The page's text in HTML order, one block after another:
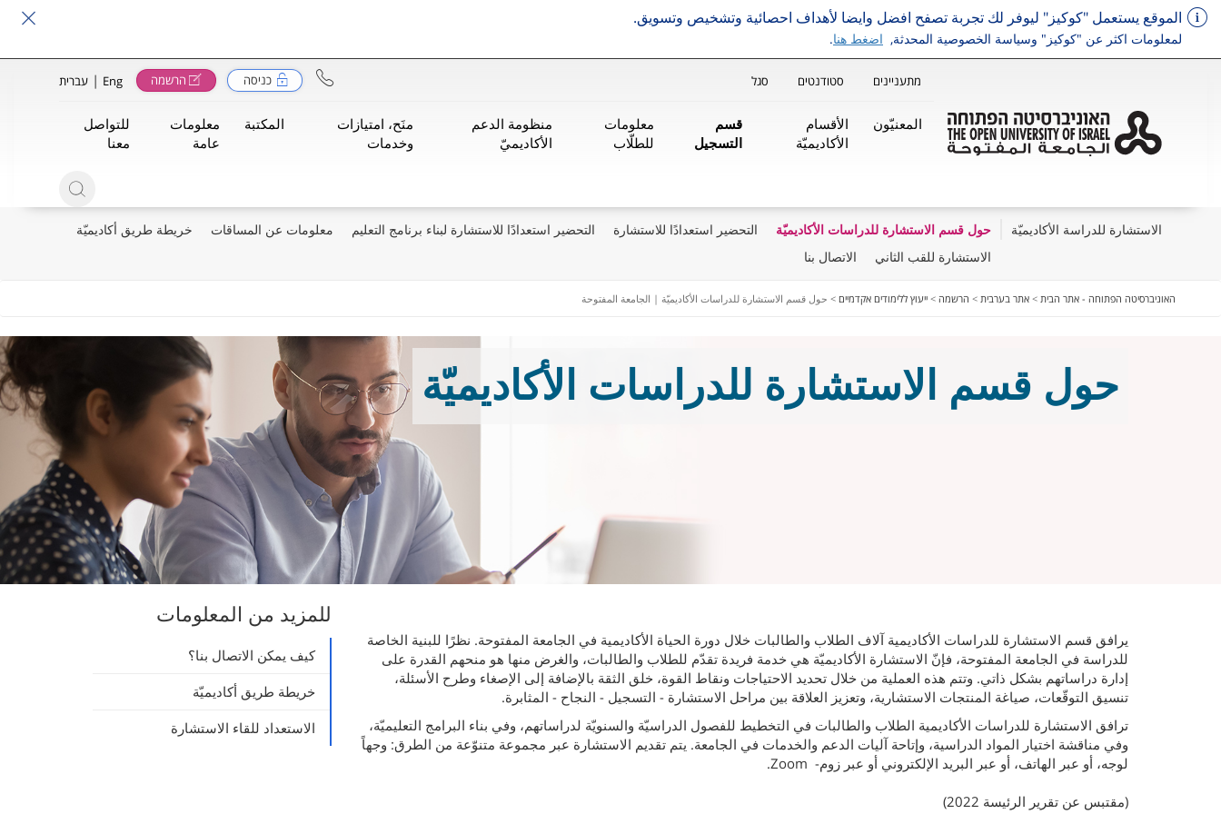
الموقع يستعمل "كوكيز" ليوفر لك تجربة تصفح افضل وايضا لأهداف احصائية وتشخيص وتسويق.
لمعلومات اكثر عن "كوكيز" وسياسة الخصوصية المحدثة, اضغط هنا.
מתעניינים סטודנטים סגל כניסה הרשמה Eng
| עברית
المعنيّون
الأقسام
الأكاديميّة
قسم
التسجيل
معلومات
للطلّاب
منظومة الدعم
الأكاديميّ
منَح، امتيازات
وخدمات
المكتبة
معلومات
عامة
للتواصل
معنا
الاستشارة للدراسة الأكاديميّة حول قسم الاستشارة للدراسات الأكاديميّة التحضير استعدادًا للاستشارة التحضير استعدادًا للاستشارة لبناء برنامج التعليم معلومات عن المساقات
خريطة طريق أكاديميّة
الاستشارة للقب الثاني
الاتصال بنا
האוניברסיטה הפתוחה - אתר הבית > אתר בערבית > הרשמה > ייעוץ ללימודים אקדמיים > حول قسم الاستشارة للدراسات الأكاديميّة | الجامعة المفتوحة
حول قسم الاستشارة للدراسات الأكاديميّة
يرافق قسم الاستشارة للدراسات الأكاديمية آلاف الطلاب والطالبات خلال دورة الحياة الأكاديمية في الجامعة المفتوحة. نظرًا للبنية الخاصة
للدراسة في الجامعة المفتوحة، فإنّ الاستشارة الأكاديميّة هي خدمة فريدة تقدّم للطلاب والطالبات، والغرض منها هو منحهم القدرة على
إدارة دراساتهم بشكل ذاتي. وتتم هذه العملية من خلال تحديد الاحتياجات ونقاط القوة، خلق الثقة بالإضافة إلى الإصغاء وطرح الأسئلة،
تنسيق التوقّعات، صياغة المنتجات الاستشارية، وتعزيز العلاقة بين مراحل الاستشارة - التسجيل - النجاح - المثابرة.
ترافق الاستشارة للدراسات الأكاديمية الطلاب والطالبات في التخطيط للفصول الدراسيّة والسنويّة لدراساتهم، وفي بناء البرامج التعليميّة،
وفي مناقشة اختيار المواد الدراسية، وإتاحة آليات الدعم والخدمات في الجامعة. يتم تقديم الاستشارة عبر مجموعة متنوّعة من الطرق: وجهاً
لوجه، أو عبر الهاتف، أو عبر البريد الإلكتروني أو عبر زوم- Zoom.
(مقتبس عن تقرير الرئيسة 2022)
للمزيد من المعلومات
كيف يمكن الاتصال بنا؟
خريطة طريق أكاديميّة
الاستعداد للقاء الاستشارة